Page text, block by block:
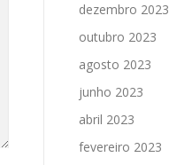
dezembro 2023
outubro 2023
agosto 2023
junho 2023
abril 2023
fevereiro 2023